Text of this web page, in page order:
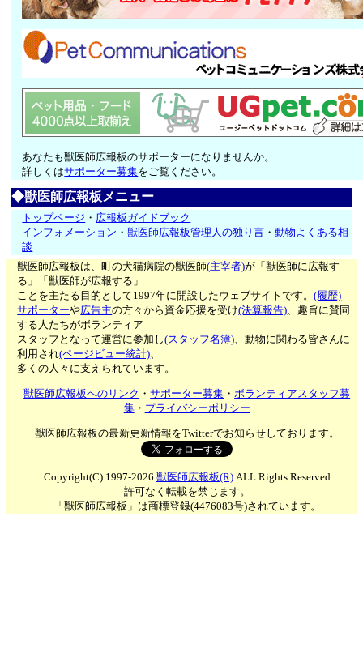
あなたも獣医師広報板のサポーターになりませんか。
詳しくはサポーター募集をご覧ください。
◆獣医師広報板メニュー
トップページ ・ 広報板ガイドブック
インフォメーション ・獣医師広報板管理人の独り言 ・動物よくある相
談
獣医師広報板は、町の犬猫病院の獣医師(主宰者)が「獣医師に広報す
る」「獣医師が広報する」
ことを主たる目的として1997年に開設したウェブサイトです。(履歴)
サポーターや広告主の方々から資金応援を受け(決算報告)、趣旨に賛同
する人たちがボランティア
スタッフとなって運営に参加し(スタッフ名簿)、動物に関わる皆さんに
利用され(ページビュー統計)、
多くの人々に支えられています。
獣医師広報板へのリンク ・サポーター募集 ・ボランティアスタッフ募
集・ プライバシーポリシー
獣医師広報板の最新更新情報をTwitterでお知らせしております。
Copyright(C) 1997-2026 獣医師広報板(R)ALL Rights Reserved
許可なく転載を禁じます。
「獣医師広報板」は商標登録(4476083号)されています。